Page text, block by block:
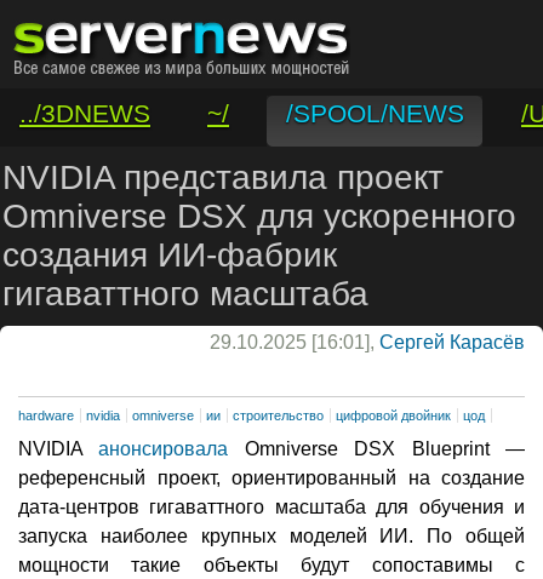
../3DNEWS ~/ /SPOOL/NEWS
/
/VAR/CONTACT
NVIDIA представила проект
Omniverse DSX для ускоренного
создания ИИ-фабрик
гигаваттного масштаба
29.10.2025 [16:01], Сергей Карасёв
hardware nvidia omniverse ии строительство цифровой двойник цод
NVIDIAанонсировала Omniverse DSX Blueprint —
референсный проект, ориентированный на создание
дата-центров гигаваттного масштаба для обучения и
запуска наиболее крупных моделей ИИ. По общей
мощности такие объекты будут сопоставимы с